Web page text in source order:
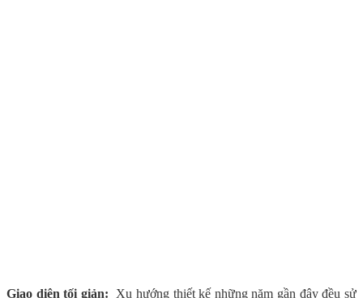
Giao diện tối giản:
Xu hướng thiết kế những năm gần đây đều sử